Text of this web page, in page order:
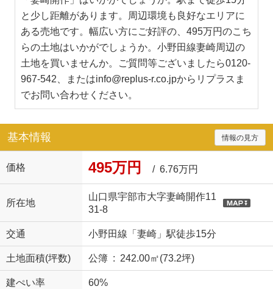
と少し距離があります。周辺環境も良好なエリアに
ある売地です。幅広い方にご好評の、495万円のこち
らの土地はいかがでしょうか。小野田線妻崎周辺の
土地を買いませんか。ご質問等ございましたら0120-
967-542、またはinfo@replus-r.co.jpからリプラスま
でお問い合わせください。
基本情報 情報の見方
価格 495万円 / 6.76万円
所在地
山口県宇部市大字妻崎開作11
31-8
交通 小野田線「妻崎」駅徒歩15分
土地面積(坪数) 公簿 : 242.00㎡(73.2坪)
建ぺい率 60%